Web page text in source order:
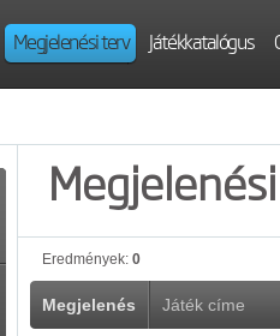
Megjelenési terv Játékkatalógus
Eredmények: 0
Megjelenés Játék címe